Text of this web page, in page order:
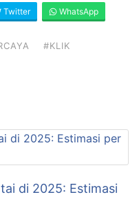
Twitter WhatsApp
#KLIK
di 2025: Estimasi